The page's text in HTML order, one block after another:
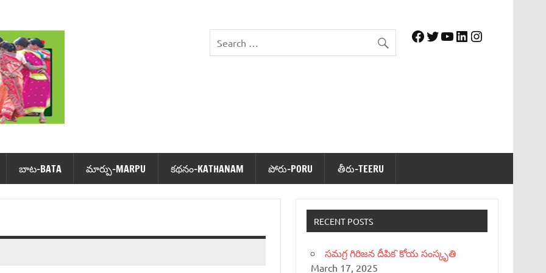
Facebook
Twitter
YouTube
LinkedIn
Instagram
బాట‌-BATA మార్పు-MARPU క‌థ‌నం-KATHANAM పోరు-PORU తీరు-TEERU
RECENT POSTS
సమగ్ర గిరిజన దీపిక`కోయ సంస్కృతి
March 17, 2025